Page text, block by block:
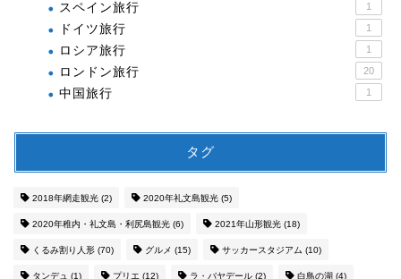
スペイン旅行 1
ドイツ旅行 1
ロシア旅行 1
ロンドン旅行 20
中国旅行 1
タグ
2018年網走観光 (2) 2020年礼文島観光 (5)
2020年稚内・礼文島・利尻島観光 (6) 2021年山形観光 (18)
くるみ割り人形 (70) グルメ (15) サッカースタジアム (10)
タンデュ (1) プリエ (12) ラ・バヤデール (2) 白鳥の湖 (4)